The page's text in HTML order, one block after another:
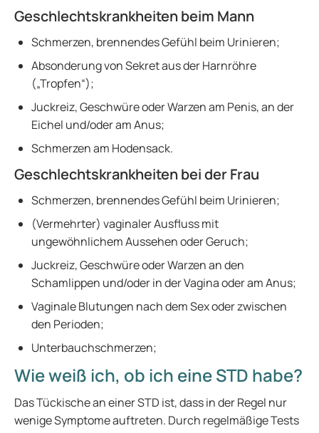
Geschlechtskrankheiten beim Mann
Schmerzen, brennendes Gefühl beim Urinieren;
Absonderung von Sekret aus der Harnröhre
(„Tropfen“);
Juckreiz, Geschwüre oder Warzen am Penis, an der
Eichel und/oder am Anus;
Schmerzen am Hodensack.
Geschlechtskrankheiten bei der Frau
Schmerzen, brennendes Gefühl beim Urinieren;
(Vermehrter) vaginaler Ausfluss mit
ungewöhnlichem Aussehen oder Geruch;
Juckreiz, Geschwüre oder Warzen an den
Schamlippen und/oder in der Vagina oder am Anus;
Vaginale Blutungen nach dem Sex oder zwischen
den Perioden;
Unterbauchschmerzen;
Wie weiß ich, ob ich eine STD habe?
Das Tückische an einer STD ist, dass in der Regel nur
wenige Symptome auftreten. Durch regelmäßige Tests